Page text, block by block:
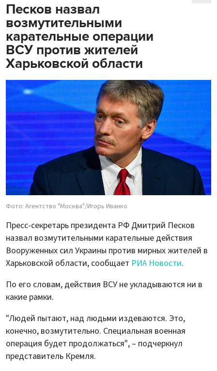
Песков назвал
возмутительными
карательные операции
ВСУ против жителей
Харьковской области
Фото: Агентство "Москва"/Игорь Иванко
Пресс-секретарь президента РФ Дмитрий Песков
назвал возмутительными карательные действия
Вооруженных сил Украины против мирных жителей в
Харьковской области, сообщает РИА Новости.
По его словам, действия ВСУ не укладываются ни в
какие рамки.
"Людей пытают, над людьми издеваются. Это,
конечно, возмутительно. Специальная военная
операция будет продолжаться", – подчеркнул
представитель Кремля.